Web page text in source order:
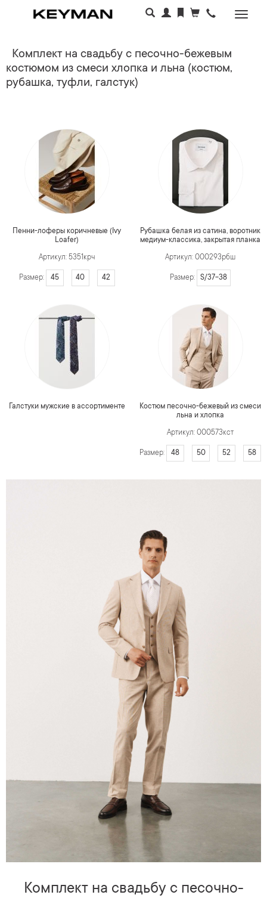
Комплект на свадьбу с песочно-бежевым
костюмом из смеси хлопка и льна (костюм,
рубашка, туфли, галстук)
Пенни-лоферы коричневые (Ivy
Loafer)
Артикул: 5351крч
Размер: 45 40 42
Галстуки мужские в ассортименте
Рубашка белая из сатина, воротник
медиум-классика, закрытая планка
Артикул: 000293рбш
Размер: S/37-38
Костюм песочно-бежевый из смеси
льна и хлопка
Артикул: 000573кст
Размер: 48 50 52 58
Комплект на свадьбу с песочно-